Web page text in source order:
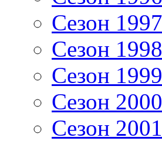
Сезон
Сезон
Сезон
Сезон
Сезон